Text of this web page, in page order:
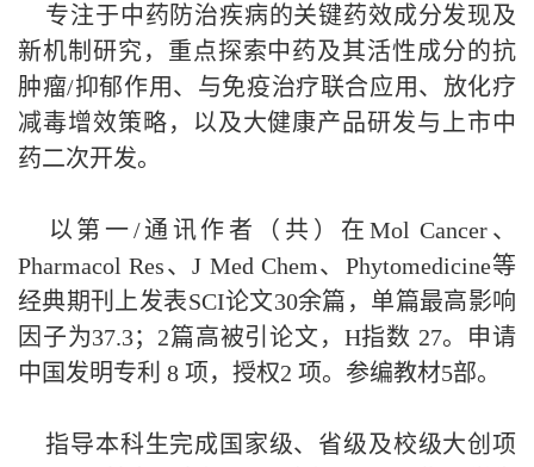
专注于中药防治疾病的关键药效成分发现及
新机制研究，重点探索中药及其活性成分的抗
肿瘤/抑郁作用、与免疫治疗联合应用、放化疗
减毒增效策略，以及大健康产品研发与上市中
药二次开发。
以第一/通讯作者（共）在Mol Cancer、
Pharmacol Res、J Med Chem、Phytomedicine等
经典期刊上发表SCI论文30余篇，单篇最高影响
因子为37.3；2篇高被引论文，H指数 27。申请
中国发明专利 8 项，授权2 项。参编教材5部。
指导本科生完成国家级、省级及校级大创项